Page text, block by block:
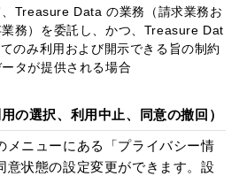
Treasure Data の業務（請求業務お
業務）を委託し、かつ、Treasure Dat
のみ利用および開示できる旨の制約
タが提供される場合
の選択、利用中止、同意の撤回）
メニューにある「プライバシー情
意状態の設定変更ができます。設